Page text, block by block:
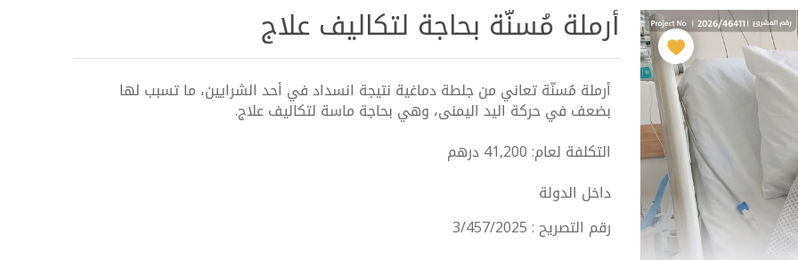
أرملة مُسنّة بحاجة لتكاليف علاج
أرملة مُسنّة تعاني من جلطة دماغية نتيجة انسداد في أحد الشرايين، ما تسبب لها
بضعف في حركة اليد اليمنى، وهي بحاجة ماسة لتكاليف علاج.
التكلفة لعام: 41,200 درهم
داخل الدولة
رقم التصريح : 3/457/2025